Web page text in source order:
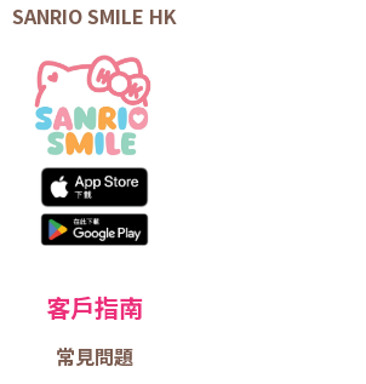
SANRIO SMILE HK
客戶指南
常見問題